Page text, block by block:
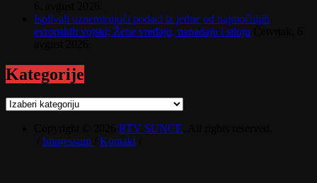
Isplivali uznemirujući podaci iz jedne od najmoćnijih
evropskih vojski; Žene vređaju, napadaju i siluju
Kategorije
Kategorije
RTV SUNCE
Impressum Kontakt/